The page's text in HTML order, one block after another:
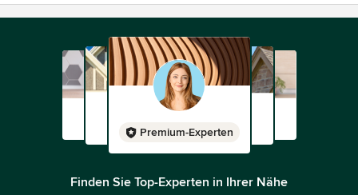
Premium-Experten
Finden Sie Top-Experten in Ihrer Nähe